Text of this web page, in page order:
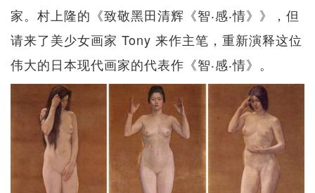
家。村上隆的《致敬黑田清辉《智‧感‧情》》，但
请来了美少女画家 Tony 来作主笔，重新演释这位
伟大的日本现代画家的代表作《智‧感‧情》。